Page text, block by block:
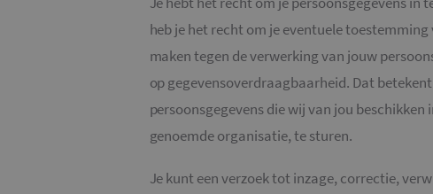
heb je het recht om je eventuele
maken tegen de verwerking van jouw
op gegevensoverdraagbaarheid. Dat
persoonsgegevens die wij van jou
genoemde organisatie, te sturen.
Je kunt een verzoek tot inzage, correctie,
CookieScriptConsent